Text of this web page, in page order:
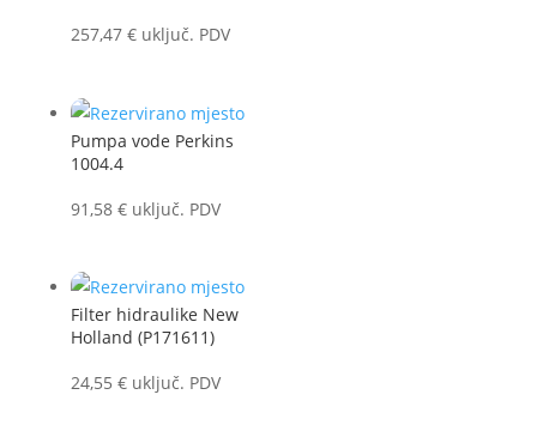
257,47 € uključ. PDV
Pumpa vode Perkins
1004.4
91,58 € uključ. PDV
Filter hidraulike New
Holland (P171611)
24,55 € uključ. PDV